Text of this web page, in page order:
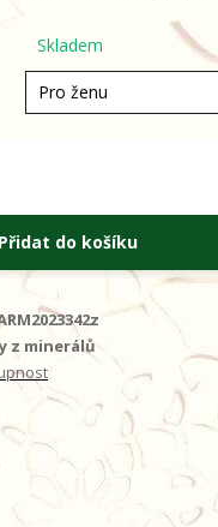
Skladem
Přidat do košíku
z minerálů